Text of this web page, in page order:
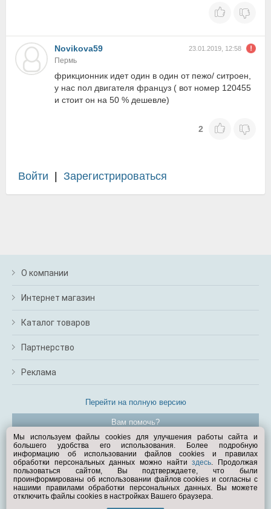
Novikova59 23.01.2019, 12:58
Пермь
фрикционник идет один в один от пежо/ ситроен,
у нас пол двигателя француз ( вот номер 120455
и стоит он на 50 % дешевле)
2
Войти Зарегистрироваться
О компании
Интернет магазин
Каталог товаров
Партнерство
Реклама
Перейти на полную версию
Вам помочь?
© Exist.ru 1998—2026
Мы используем файлы cookies для улучшения работы сайта и
большего удобства его использования. Более подробную
информацию об использовании файлов cookies и правилах
обработки персональных данных можно найтиздесь. Продолжая
пользоваться сайтом, Вы подтверждаете, что были
проинформированы об использовании файлов cookies и согласны с
нашими правилами обработки персональных данных. Вы можете
отключить файлы cookies в настройках Вашего браузера.